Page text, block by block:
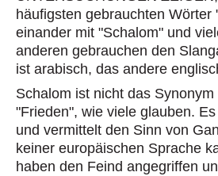
häufigsten gebrauchten
einander mit "Schalom" und
anderen gebrauchen den
ist arabisch, das andere
Schalom ist nicht das
"Frieden", wie viele glauben.
und vermittelt den Sinn von
keiner europäischen Sprache
haben den Feind angegriffen